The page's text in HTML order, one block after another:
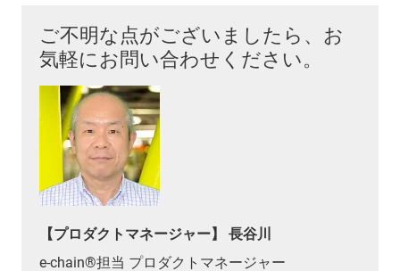
ご不明な点がございましたら、お
気軽にお問い合わせください。
【プロダクトマネージャー】 長谷川
e-chain®担当 プロダクトマネージャー